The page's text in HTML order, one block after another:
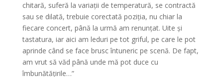
chitară, suferă la variații de temperatură, se contractă
sau se dilată, trebuie corectată poziția, nu chiar la
fiecare concert, până la urmă am renunțat. Uite și
tastatura, iar aici am leduri pe tot griful, pe care le pot
aprinde când se face brusc întuneric pe scenă. De fapt,
am vrut să văd până unde mă pot duce cu
îmbunătățirile…”